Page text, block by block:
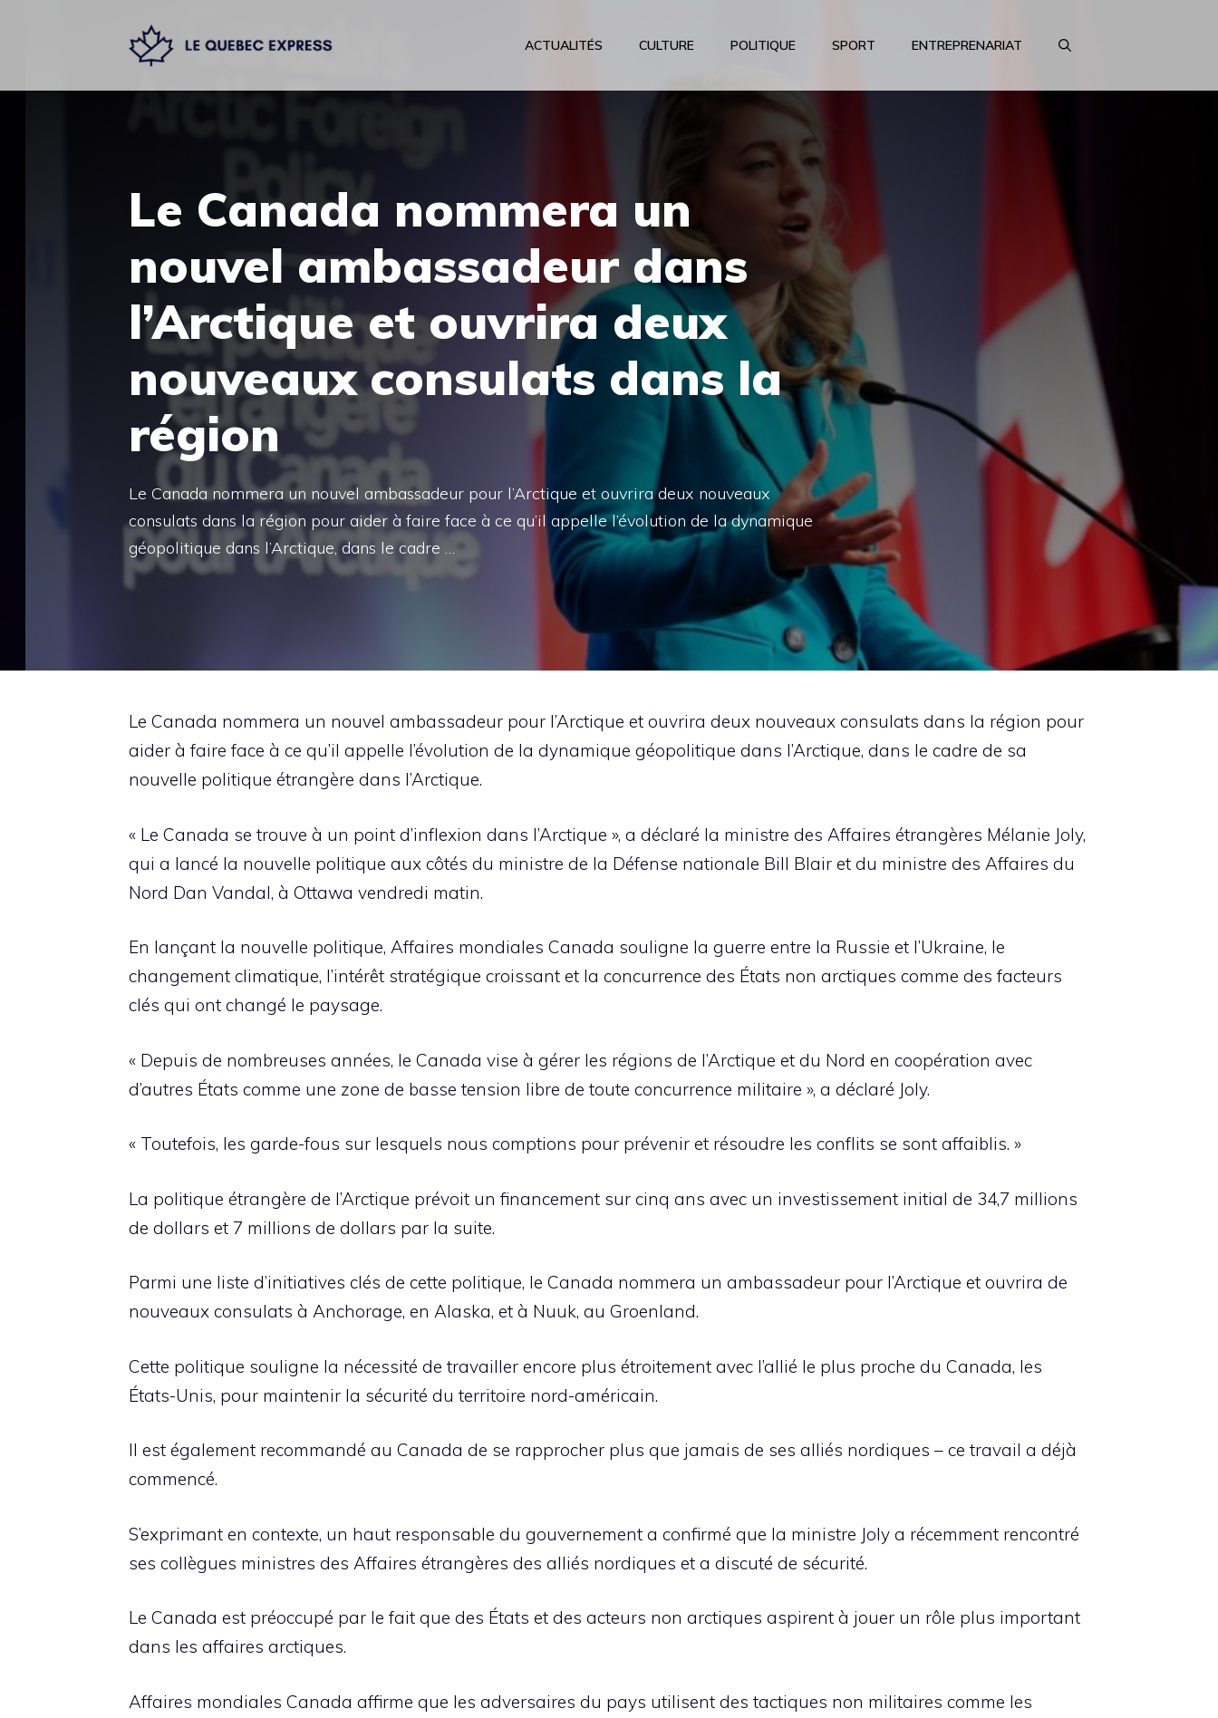
ACTUALITÉS CULTURE POLITIQUE SPORT ENTREPRENARIAT
Le Canada nommera un
nouvel ambassadeur dans
l’Arctique et ouvrira deux
nouveaux consulats dans la
région
Le Canada nommera un nouvel ambassadeur pour l’Arctique et ouvrira deux nouveaux
consulats dans la région pour aider à faire face à ce qu’il appelle l’évolution de la dynamique
géopolitique dans l’Arctique, dans le cadre …
Le Canada nommera un nouvel ambassadeur pour l’Arctique et ouvrira deux nouveaux consulats dans la région pour
aider à faire face à ce qu’il appelle l’évolution de la dynamique géopolitique dans l’Arctique, dans le cadre de sa
nouvelle politique étrangère dans l’Arctique.
« Le Canada se trouve à un point d’inflexion dans l’Arctique », a déclaré la ministre des Affaires étrangères Mélanie Joly,
qui a lancé la nouvelle politique aux côtés du ministre de la Défense nationale Bill Blair et du ministre des Affaires du
Nord Dan Vandal, à Ottawa vendredi matin.
En lançant la nouvelle politique, Affaires mondiales Canada souligne la guerre entre la Russie et l’Ukraine, le
changement climatique, l’intérêt stratégique croissant et la concurrence des États non arctiques comme des facteurs
clés qui ont changé le paysage.
« Depuis de nombreuses années, le Canada vise à gérer les régions de l’Arctique et du Nord en coopération avec
d’autres États comme une zone de basse tension libre de toute concurrence militaire », a déclaré Joly.
« Toutefois, les garde-fous sur lesquels nous comptions pour prévenir et résoudre les conflits se sont affaiblis. »
La politique étrangère de l’Arctique prévoit un financement sur cinq ans avec un investissement initial de 34,7 millions
de dollars et 7 millions de dollars par la suite.
Parmi une liste d’initiatives clés de cette politique, le Canada nommera un ambassadeur pour l’Arctique et ouvrira de
nouveaux consulats à Anchorage, en Alaska, et à Nuuk, au Groenland.
Cette politique souligne la nécessité de travailler encore plus étroitement avec l’allié le plus proche du Canada, les
États-Unis, pour maintenir la sécurité du territoire nord-américain.
Il est également recommandé au Canada de se rapprocher plus que jamais de ses alliés nordiques – ce travail a déjà
commencé.
S’exprimant en contexte, un haut responsable du gouvernement a confirmé que la ministre Joly a récemment rencontré
ses collègues ministres des Affaires étrangères des alliés nordiques et a discuté de sécurité.
Le Canada est préoccupé par le fait que des États et des acteurs non arctiques aspirent à jouer un rôle plus important
dans les affaires arctiques.
Affaires mondiales Canada affirme que les adversaires du pays utilisent des tactiques non militaires comme les